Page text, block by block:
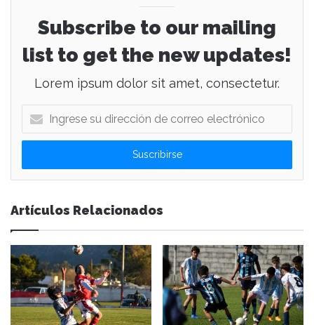
Subscribe to our mailing
list to get the new updates!
Lorem ipsum dolor sit amet, consectetur.
g
e
s
u
d
i
r
e
c
c
Artículos Relacionados